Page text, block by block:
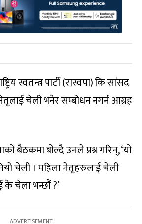
स्वतन्त्र पार्टी (रास्वपा) कि सांसद
चेली भनेर सम्बोधन नगर्न आग्रह
बैठकमा बोल्दै उनले प्रश्न गरिन्, ‘यो
चेली । महिला नेतृहरुलाई चेली
चेला भन्छौं ?’